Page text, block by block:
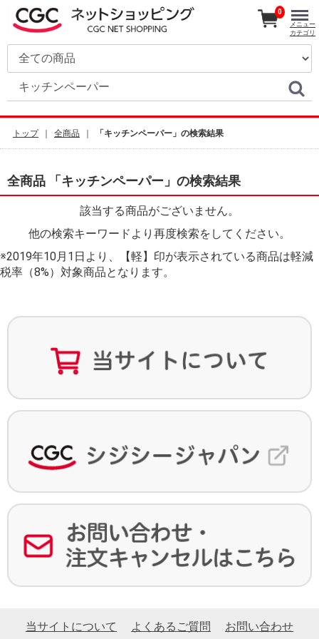
0
メニュー
カテゴリ
トップ 全商品 「キッチンペーパー」の検索結果
全商品 「キッチンペーパー」の検索結果
該当する商品がございません。
他の検索キーワードより再度検索をしてください。
※2019年10月1日より、【軽】印が表示されている商品は軽減
税率（8%）対象商品となります。
当サイトについて よくあるご質問 お問い合わせ